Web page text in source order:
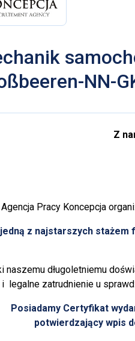
NN-
Z
Agencja Pracy Koncepcja
z najstarszych stażem
naszemu długoletniemu
i legalne zatrudnienie u
Posiadamy Certyfikat
potwierdzający wpis